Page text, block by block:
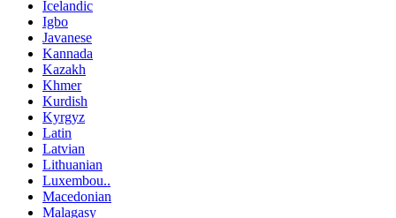
Icelandic
Igbo
Javanese
Kannada
Kazakh
Khmer
Kurdish
Kyrgyz
Latin
Latvian
Lithuanian
Luxembou..
Macedonian
Malagasy